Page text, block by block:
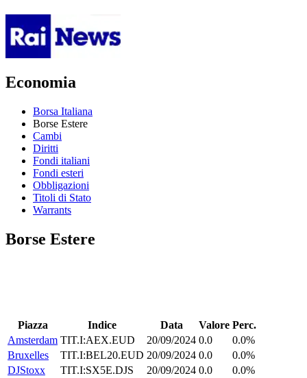
Economia
Borsa Italiana
Borse Estere
Cambi
Diritti
Fondi italiani
Fondi esteri
Obbligazioni
Titoli di Stato
Warrants
Borse Estere
Piazza Indice Data Valore Perc.
Amsterdam TIT.I:AEX.EUD 20/09/2024 0.0
0.0%
Bruxelles
TIT.I:BEL20.EUD 20/09/2024 0.0
0.0%
DJStoxx
TIT.I:SX5E.DJS 20/09/2024 0.0
0.0%